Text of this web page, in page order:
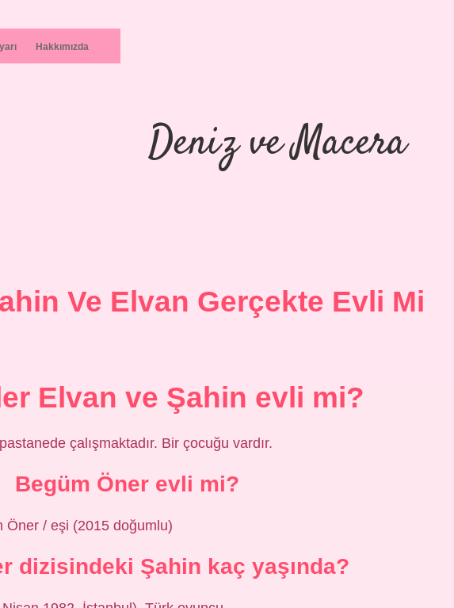
Hakkımızda
Deniz ve Macera
Ve Elvan Gerçekte Evli Mi
Elvan ve Şahin evli mi?
çalışmaktadır. Bir çocuğu vardır.
Begüm Öner evli mi?
Öner / eşi (2015 doğumlu)
dizisindeki Şahin kaç yaşında?